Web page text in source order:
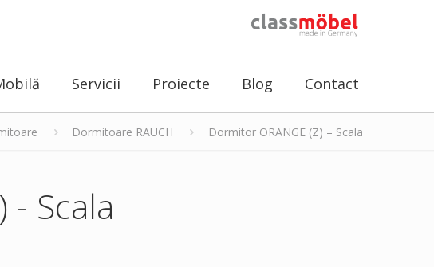
Servicii Proiecte Blog Contact
Dormitoare RAUCH Dormitor ORANGE (Z) – Scala
- Scala